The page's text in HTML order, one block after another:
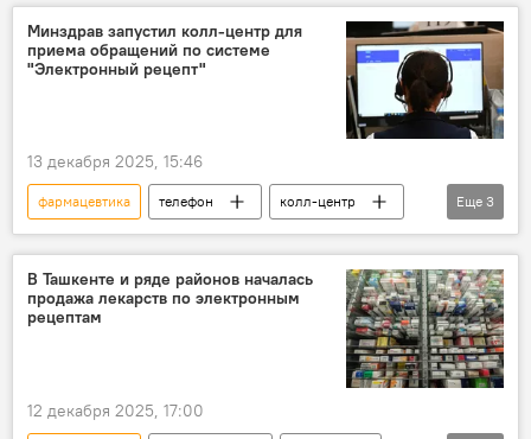
Минздрав запустил колл-центр для
приема обращений по системе
"Электронный рецепт"
13 декабря 2025, 15:46
фармацевтика телефон
колл-центр
Минздрав Узбекистана
рецепт
лекарства
Еще 3
В Ташкенте и ряде районов началась
продажа лекарств по электронным
рецептам
12 декабря 2025, 17:00